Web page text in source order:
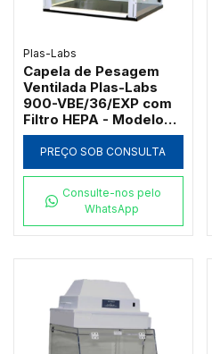
Plas-Labs
Capela de Pesagem
Ventilada Plas-Labs
900-VBE/36/EXP com
Filtro HEPA - Modelo
Intermediário
PREÇO SOB CONSULTA
Consulte-nos pelo
WhatsApp